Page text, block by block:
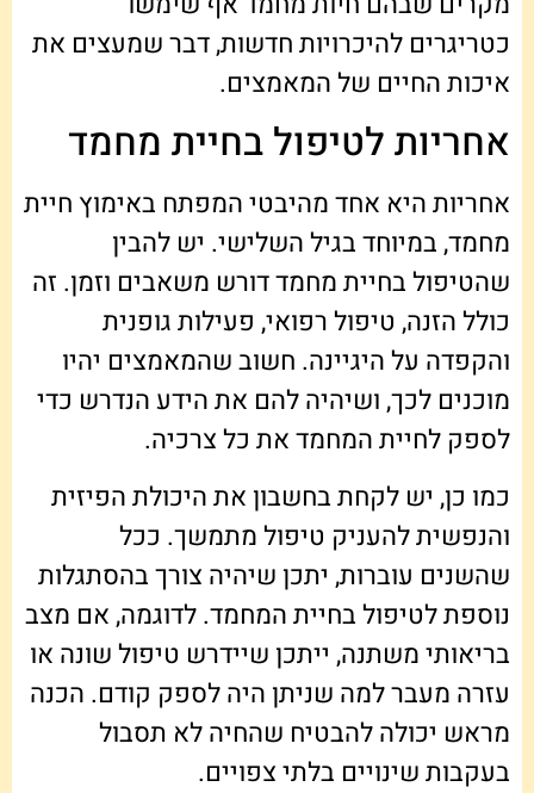
כטריגרים להיכרויות חדשות, דבר שמעצים את
איכות החיים של המאמצים.
אחריות לטיפול בחיית מחמד
אחריות היא אחד מהיבטי המפתח באימוץ חיית
מחמד, במיוחד בגיל השלישי. יש להבין
שהטיפול בחיית מחמד דורש משאבים וזמן. זה
כולל הזנה, טיפול רפואי, פעילות גופנית
והקפדה על היגיינה. חשוב שהמאמצים יהיו
מוכנים לכך, ושיהיה להם את הידע הנדרש כדי
לספק לחיית המחמד את כל צרכיה.
כמו כן, יש לקחת בחשבון את היכולת הפיזית
והנפשית להעניק טיפול מתמשך. ככל
שהשנים עוברות, יתכן שיהיה צורך בהסתגלות
נוספת לטיפול בחיית המחמד. לדוגמה, אם מצב
בריאותי משתנה, ייתכן שיידרש טיפול שונה או
עזרה מעבר למה שניתן היה לספק קודם. הכנה
מראש יכולה להבטיח שהחיה לא תסבול
בעקבות שינויים בלתי צפויים.